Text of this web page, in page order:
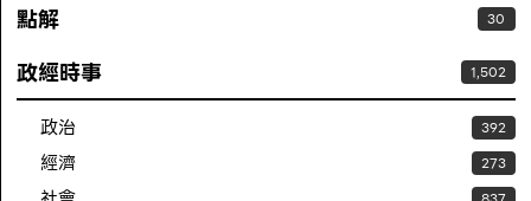
點解 30
政經時事 1,502
政治 392
經濟 273